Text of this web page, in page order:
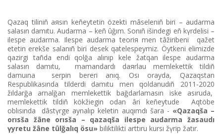
Qazaq tіlіnіñ aяsın keñeytetіn özektі mâselenіñ bіrі – audarma
salasın damıtu. Audarma – keñ ûğım. Sonıñ іšіndegі eñ kүrdelіsі –
іlespe audarma. Іlespe audarma teoriя men tâžіribenі qažet
etetіn erekše salanıñ bіrі desek qatelespeymіz. Öytkenі elіmіzde
qazіrgі tañda endі qolğa alınıp kele žatqan іlespe audarma
salasın damıtu, mamandardı daяrlau memlekettіk tіldіñ
damuına serpіn bererі anıq. Osı orayda, Qazaqstan
Respublikasında tіlderdі damıtu men qoldanudıñ 2011-2020
žıldarğa arnalğan memlekettіk bağdarlamasın іske asıruda,
memlekettіk tіldіñ kökžiegіn odan ârі keñeytude Aqtöbe
oblısında dâstүrge aynalıp keletіn auqımdı šara - «Qazaqša –
orısša žâne orısša – qazaqša іlespe audarma žasaudı
үyretu žâne tûlğalıq ösu» bіlіktіlіktі arttıru kursı žүrіp žatır.